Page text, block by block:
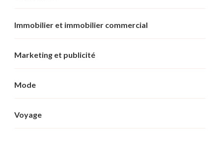
Immobilier et immobilier commercial
Marketing et publicité
Mode
Voyage